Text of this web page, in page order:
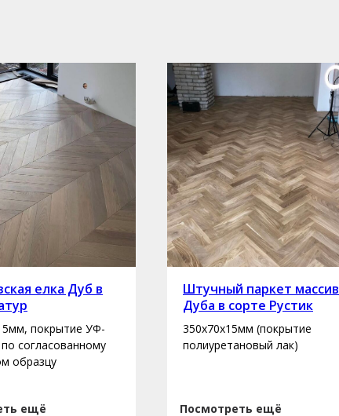
елка Дуб в
покрытие УФ-
согласованному
образцу
ещё
Штучный паркет массив
Дуба в сорте Рустик
350х70х15мм (покрытие
полиуретановый лак)
Посмотреть ещё